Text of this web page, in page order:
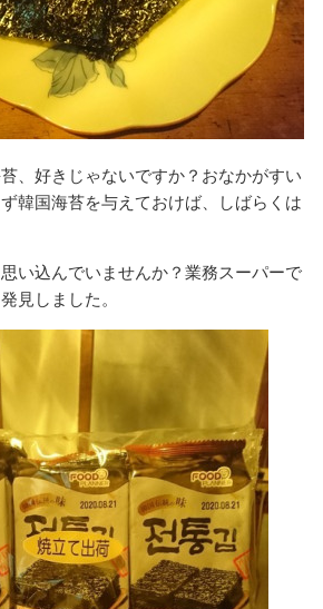
、好きじゃないですか？おなかがすい
韓国海苔を与えておけば、しばらくは
い込んでいませんか？業務スーパーで
見しました。